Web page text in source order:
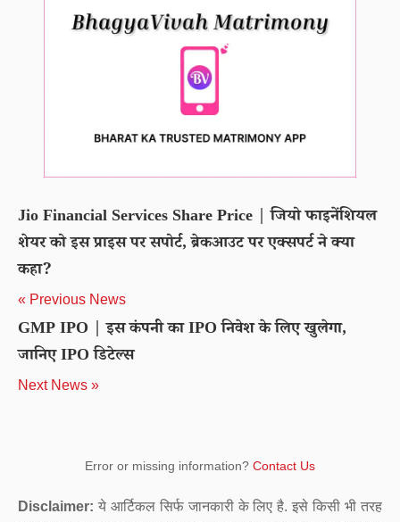
Jio Financial Services Share Price | जियो फाइनेंशियल
शेयर को इस प्राइस पर सपोर्ट, ब्रेकआउट पर एक्सपर्ट ने क्या
कहा?
« Previous News
GMP IPO | इस कंपनी का IPO निवेश के लिए खुलेगा,
जानिए IPO डिटेल्स
Next News »
Error or missing information? Contact Us
Disclaimer: ये आर्टिकल सिर्फ जानकारी के लिए है. इसे किसी भी तरह